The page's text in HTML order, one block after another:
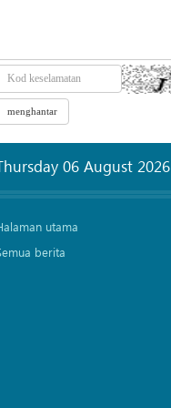
06 August 2026
utama
berita